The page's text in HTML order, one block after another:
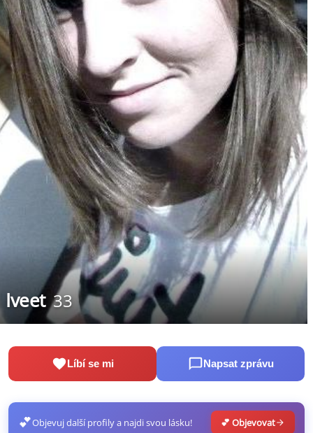
Iveet 33
Líbí se mi Napsat zprávu
💕Objevuj další profily a najdi svou lásku! 💕 Objevovat